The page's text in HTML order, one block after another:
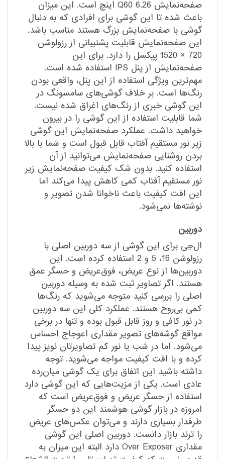
صفحه‌نمایش Q60 6.26 اینچ است. این میزان
باعث شده تا این گوشی برای افرادی که به دنبال
گوشی با صفحه‌نمایش بزرگ هستند مناسب باشد.
این صفحه‌نمایش قابلیت پشتیبانی از رزولوشن
720 × 1520 پیکسل را دارد. برای این
صفحه‌نمایش از پنل IPS استفاده شده است.
مهم‌ترین ویژگی استفاده از این پنل، واقعی بودن
رنگ‌‌ها است. بر خلاف گوشی‌های سامسونگ در
این گوشی خبری از رنگ‌های اغراق شده نیست.
شما قابلیت استفاده از این گوشی را در بیرون
خواهید داشت. عملکرد صفحه‌نمایش این گوشی
زیر نور مستقیم آفتاب قابل قبول است و شما با بالا
بردن روشنایی صفحه‌نمایش می‌توانید از آن
استفاده کنید. بدون شک کیفیت صفحه‌نمایش زیر
نور مستقیم آفتاب کمی کاهش پیدا می‌کند اما
این افت کیفیت باعث ناخوانا شدن تصویر و
نوشته‌ها نمی‌شود.
دوربین
ال‌جی برای این گوشی از سه دوربین اصلی با
رزولوشن 16، 5 و 2 استفاده کرده است. این
دوربین‌ها از نوع عریض، فوق‌عریض و حسگر عمق
هستند. اگر تصاویر ثبت شده به وسیله دوربین
اصلی را بررسی کنید متوجه می‌شوید که رنگ‌ها
کمی بی‌روح هستند. عملکرد کلی این سه دوربین
در نور کافی و روز قابل قبول بوده و تنها در برخی
مواقع گوشه‌های تصویر مقداری اعوجاج احساس
می‌شود. اما در شب یا نور کم تصاویرتان نویز پیدا
کرده و با افت کیفیت مواجه می‌شوید. توجه
داشته باشید این اتفاق برای یک گوشی میان‌رده
عادی است. یکی از مزیت‌هایی که این گوشی دارد
استفاده از حسگر عریض و فوق‌عریض است که
امروزه در بازار گوشی هوشمند این دو حسگر
طرفدار بسیاری دارند و می‌توان عکس‌های عریض
را ترند بازار دانست. دوربین اصلی این گوشی
مقداری Over Exposer دارد البته این میزان به